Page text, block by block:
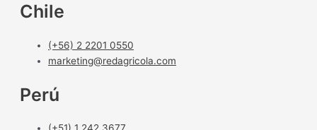
Chile
(+56) 2 2201 0550
marketing@redagricola.com
Perú